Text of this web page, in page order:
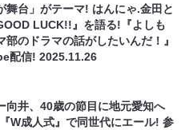
舞台」がテーマ! はんにゃ.金田と
LUCK!!』を語る!『よしも
部のドラマの話がしたいんだ！』
配信!2025.11.26
向井、40歳の節目に地元愛知へ
W成人式』で同世代にエール! 参